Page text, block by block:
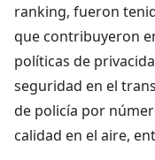
ranking, fueron
que contribuyeron
políticas de
seguridad en el
de policía por
calidad en el aire,